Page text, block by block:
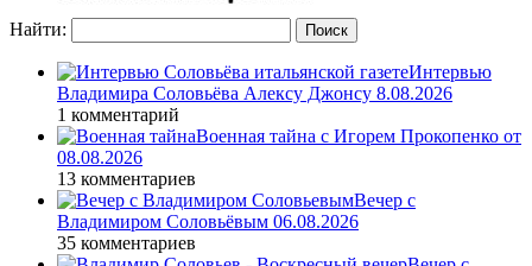
Найти:
Интервью
Владимира Соловьёва Алексу Джонсу 8.08.2026
1 комментарий
Военная тайна с Игорем Прокопенко от
08.08.2026
13 комментариев
Вечер с
Владимиром Соловьёвым 06.08.2026
35 комментариев